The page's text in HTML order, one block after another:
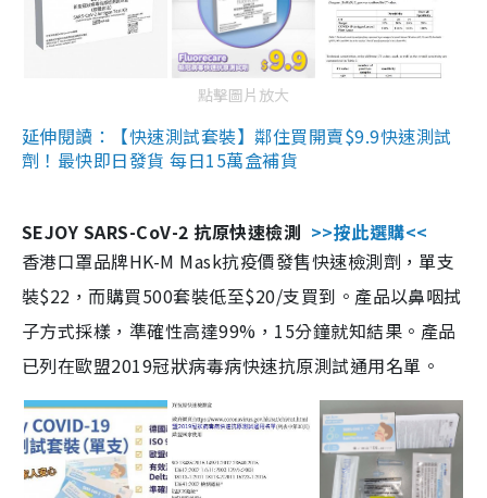
點擊圖片放大
延伸閱讀：【快速測試套裝】鄰住買開賣$9.9快速測試
劑！最快即日發貨 每日15萬盒補貨
SEJOY SARS-CoV-2 抗原快速檢測 >>按此選購<<
香港口罩品牌HK-M Mask抗疫價發售快速檢測劑，單支
裝$22，而購買500套裝低至$20/支買到。產品以鼻咽拭
子方式採樣，準確性高達99%，15分鐘就知結果。產品
已列在歐盟2019冠狀病毒病快速抗原測試通用名單。